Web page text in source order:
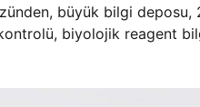
büyük bilgi deposu,
biyolojik reagent